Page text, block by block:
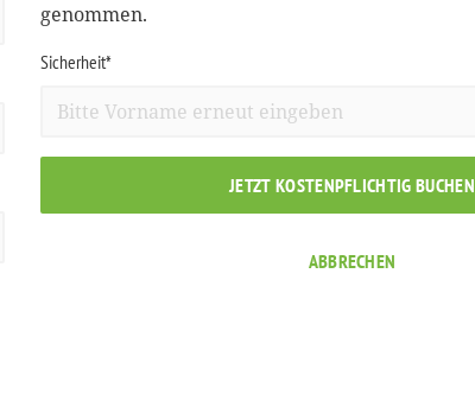
genommen.
Sicherheit*
JETZT KOSTENPFLICHTIG BUCHEN
ABBRECHEN